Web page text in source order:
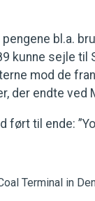
bl.a.
kunne sejle til
mod de
der endte ved
ført til ende: